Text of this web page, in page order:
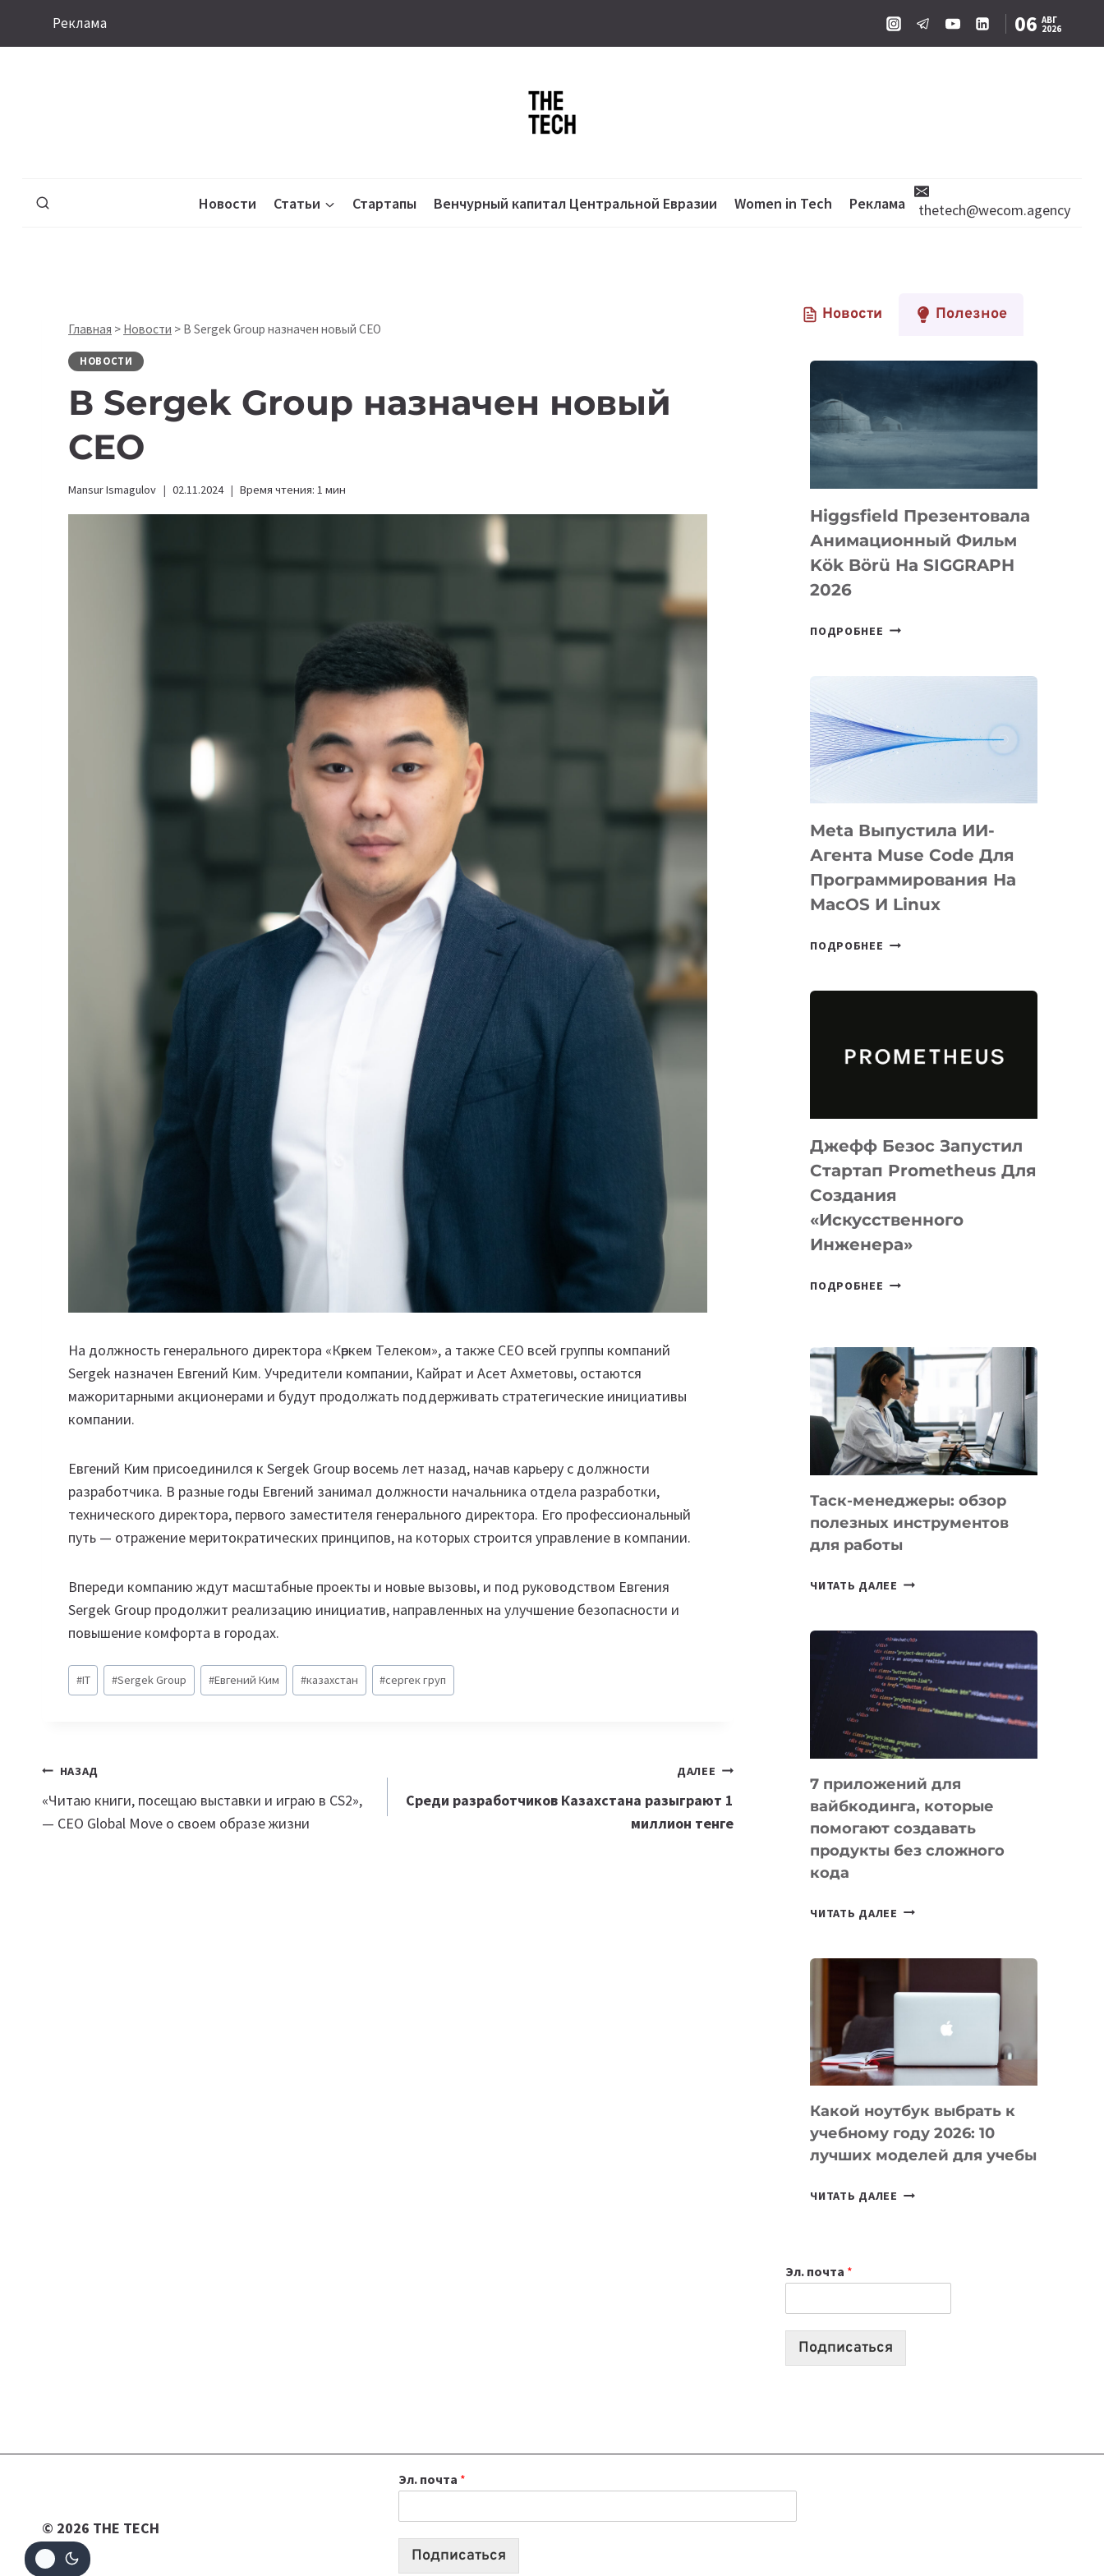
Реклама 06 АВГ
2026
Новости Статьи Стартапы Венчурный капитал Центральной Евразии Women in Tech Реклама thetech@wecom.agency
Главная > Новости > В Sergek Group назначен новый СЕО
НОВОСТИ
В Sergek Group назначен новый
СЕО
Mansur Ismagulov 02.11.2024 Время чтения: 1 мин
На должность генерального директора «Көркем Телеком», а также CEO всей группы компаний
Sergek назначен Евгений Ким. Учредители компании, Кайрат и Асет Ахметовы, остаются
мажоритарными акционерами и будут продолжать поддерживать стратегические инициативы
компании.
Евгений Ким присоединился к Sergek Group восемь лет назад, начав карьеру с должности
разработчика. В разные годы Евгений занимал должности начальника отдела разработки,
технического директора, первого заместителя генерального директора. Его профессиональный
путь — отражение меритократических принципов, на которых строится управление в компании.
Впереди компанию ждут масштабные проекты и новые вызовы, и под руководством Евгения
Sergek Group продолжит реализацию инициатив, направленных на улучшение безопасности и
повышение комфорта в городах.
Метки
записи:
#IT #Sergek Group #Евгений Ким #казахстан #сергек груп
Навигация
по
НАЗАД
«Читаю книги, посещаю выставки и играю в CS2»,
— СEO Global Move о своем образе жизни
ДАЛЕЕ
Среди разработчиков Казахстана разыграют 1
миллион тенге
Новости Полезное
Higgsfield Презентовала
Анимационный Фильм
Kök Börü На SIGGRAPH
2026
ПОДРОБНЕЕ HIGGSFIELD
BÖRÜ
НА
Meta Выпустила ИИ-
Агента Muse Code Для
Программирования На
MacOS И Linux
ПОДРОБНЕЕ META
ДЛЯ
И
LINUX
Джефф Безос Запустил
Стартап Prometheus Для
Создания
«искусственного
Инженера»
ПОДРОБНЕЕ ДЖЕФФ
PROMETHEUS
ДЛЯ
СОЗДАНИЯ
«ИСКУССТВЕННОГО
ИНЖЕНЕРА»
Таск-менеджеры: обзор
полезных инструментов
для работы
ЧИТАТЬ ДАЛЕЕ ТАСК-
ПОЛЕЗНЫХ
ИНСТРУМЕНТОВ
ДЛЯ
РАБОТЫ
7 приложений для
вайбкодинга, которые
помогают создавать
продукты без сложного
кода
ЧИТАТЬ ДАЛЕЕ
КОТОРЫЕ
СОЗДАВАТЬ
БЕЗ
КОДА
Какой ноутбук выбрать к
учебному году 2026: 10
лучших моделей для учебы
ЧИТАТЬ ДАЛЕЕ КАКОЙ
2026:
10
Эл. почта *
Подписаться
© 2026 THE TECH
Эл. почта *
Подписаться